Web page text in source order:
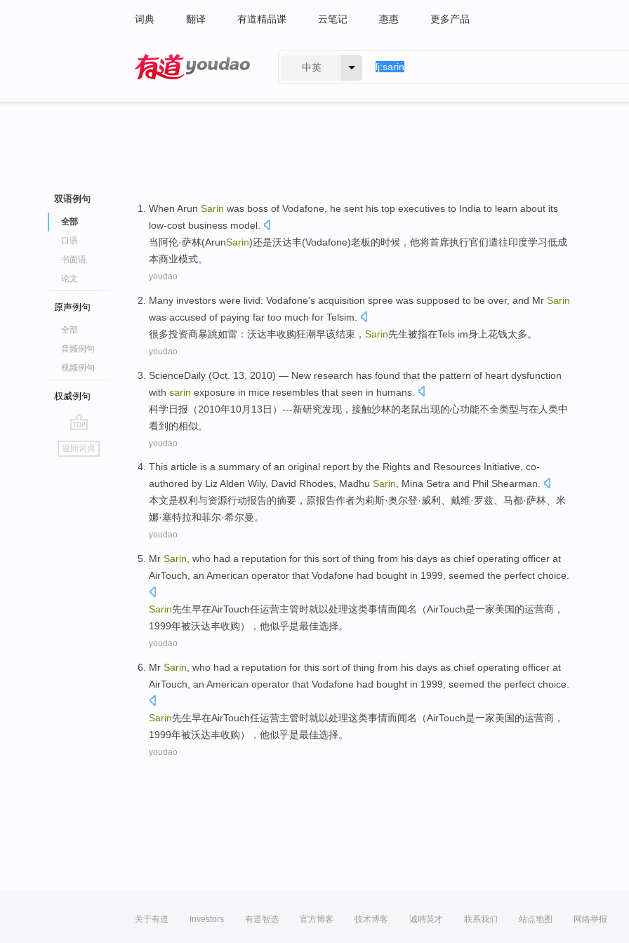
词典 翻译 有道精品课 云笔记 惠惠 更多产品
中英
双语例句
全部
口语
书面语
论文
原声例句
全部
音频例句
视频例句
权威例句
go
top
返回词典
When Arun Sarin was boss of Vodafone he sent his top executives to India to learn about its
low-cost business model
当 阿伦·萨林(ArunSarin)还是沃达丰(Vodafone)老板的时候， 他将首席执行官们遣往印度学习低成
本商业模式。
youdao
Many investors were livid: Vodafone's acquisition spree was supposed to be over, and Mr Sarin
was accused of paying far too much for Telsim
很多投资商暴跳如雷 ： 沃达丰收购狂潮早该结束 ， Sarin先生被指在Tels im身上花钱太多。
youdao
ScienceDaily (Oct. 13 , 2010) — New research has found that the pattern of heart dysfunction
with sarin exposure in mice resembles that seen in humans
科学日报 （2010年10月 13日）---新研究发现 ， 接触沙林的老鼠出现的心功能不全类型与在人类中
看到的相似。
youdao
This article is a summary of an original report by the Rights and Resources Initiative, co-
authored by LizAlden Wily, David Rhodes, Madhu Sarin, Mina Setra and Phil Shearman.
本文是权利 与资源行动报告的摘要 ， 原报告作者为莉斯·奥尔登·威利、戴维·罗兹、 马都·萨林、米
娜·塞特拉和菲尔·希尔曼。
youdao
Mr Sarin , who had a reputation for this sort of thing from his days as chief operating officer at
AirTouch , an American operator that Vodafone had bought in 1999, seemed the perfect choice
Sarin先生早在AirTouch任运营主管时就以处理这类事情而闻名（AirTouch是一家美国的运营商 ，
1999年被沃达丰收购）， 他似乎是最佳选择。
youdao
Mr Sarin , who had a reputation for this sort of thing from his days as chief operating officer at
AirTouch , an American operator that Vodafone had bought in 1999, seemed the perfect choice
Sarin先生早在AirTouch任运营主管时就以处理这类事情而闻名（AirTouch是一家美国的运营商 ，
1999年被沃达丰收购）， 他似乎是最佳选择。
youdao
关于有道 Investors 有道智选 官方博客 技术博客 诚聘英才 联系我们 站点地图 网络举报